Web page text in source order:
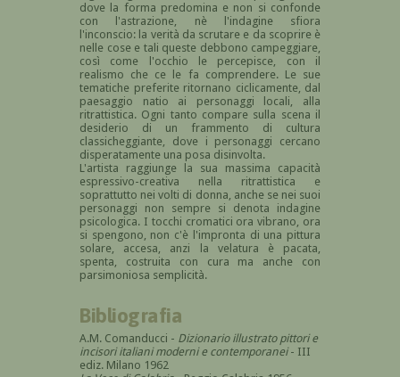
dove la forma predomina e non si confonde
con l'astrazione, nè l'indagine sfiora
l'inconscio: la verità da scrutare e da scoprire è
nelle cose e tali queste debbono campeggiare,
così come l'occhio le percepisce, con il
realismo che ce le fa comprendere. Le sue
tematiche preferite ritornano ciclicamente, dal
paesaggio natio ai personaggi locali, alla
ritrattistica. Ogni tanto compare sulla scena il
desiderio di un frammento di cultura
classicheggiante, dove i personaggi cercano
disperatamente una posa disinvolta.
L'artista raggiunge la sua massima capacità
espressivo-creativa nella ritrattistica e
soprattutto nei volti di donna, anche se nei suoi
personaggi non sempre si denota indagine
psicologica. I tocchi cromatici ora vibrano, ora
si spengono, non c'è l'impronta di una pittura
solare, accesa, anzi la velatura è pacata,
spenta, costruita con cura ma anche con
parsimoniosa semplicità.
Bibliografia
A.M. Comanducci - Dizionario illustrato pittori e
incisori italiani moderni e contemporanei- III
ediz. Milano 1962